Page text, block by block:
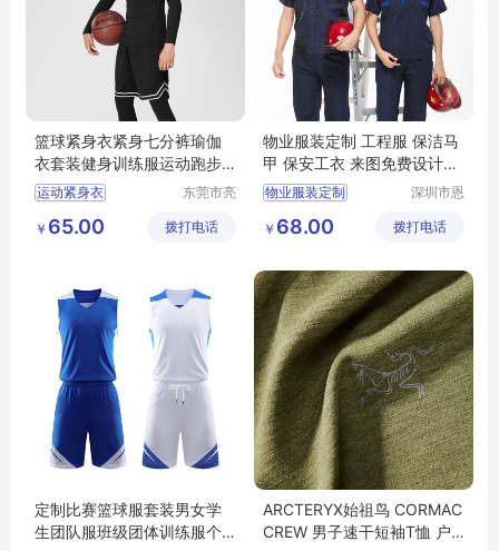
篮球紧身衣紧身七分裤瑜伽
衣套装健身训练服运动跑步
速干打底服
运动紧身衣
健身训练服
东莞市亮
限公司
￥ 65.00 拨打电话
物业服装定制 工程服 保洁马
甲 保安工衣 来图免费设计打
样
物业服装定制
工程服 防静电工作服
深圳市恩
限公司
￥ 68.00 拨打电话
定制比赛篮球服套装男女学
生团队服班级团体训练服个
ARCTERYX始祖鸟 CORMAC
CREW 男子速干短袖T恤 户